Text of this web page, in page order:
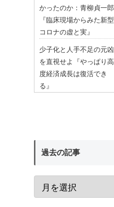
かったのか：青柳貞一郎
『臨床現場からみた新型
コロナの虚と実』
少子化と人手不足の元凶
を直視せよ『やっぱり高
度経済成長は復活でき
る』
過去の記事